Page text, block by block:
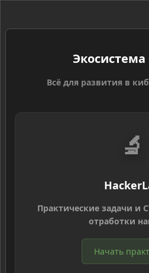
Экосистема
Всё для развития в
🔬
Практические задачи и
отработки
Начать